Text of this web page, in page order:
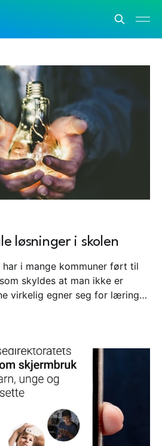
løsninger i skolen
i mange kommuner ført til
skyldes at man ikke er
virkelig egner seg for læring